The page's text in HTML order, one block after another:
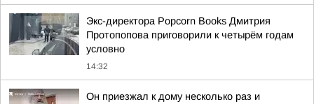
Экс-директора Popcorn Books Дмитрия
Протопопова приговорили к четырём годам
условно
14:32
Он приезжал к дому несколько раз и